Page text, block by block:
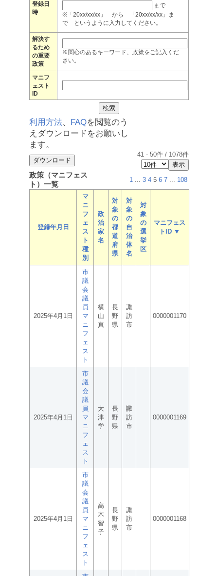
登録日
時
まで
※「20xx/xx/xx」 から 「20xx/xx/xx」ま
で というように入力してください。
解決す
るため
の重要
政策
※関心のあるキーワード、政策をご記入くだ
さい。
マニフ
ェスト
ID
利用方法、 FAQを閲覧のう
えダウンロードをお願いし
ます。
41 - 50件 / 1078件
政策（マニフェス
ト）一覧
1 ... 3 4 5 6 7 ... 108
登録年月日
マ
ニ
フ
ェ
ス
ト
種
別
政
治
家
名
対
象
の
都
道
府
県
対
象
の
自
治
体
名
対
象
の
選
挙
区
マニフェス
トID ▼
2025年4月1日
市
議
会
議
員
マ
ニ
フ
ェ
ス
ト
横
山
真
長
野
県
諏
訪
市
0000001170
2025年4月1日
市
議
会
議
員
マ
ニ
フ
ェ
ス
ト
大
津
学
長
野
県
諏
訪
市
0000001169
2025年4月1日
市
議
会
議
員
マ
ニ
フ
ェ
ス
ト
高
木
智
子
長
野
県
諏
訪
市
0000001168